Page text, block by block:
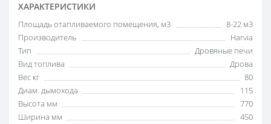
ХАРАКТЕРИСТИКИ
Площадь отапливаемого помещения, м3
8-22 м3
Производитель
Harvia
Тип
Дровяные печи
Вид топлива
Дрова
Вес кг
80
Диам. дымохода
115
Высота мм
770
Ширина мм
450